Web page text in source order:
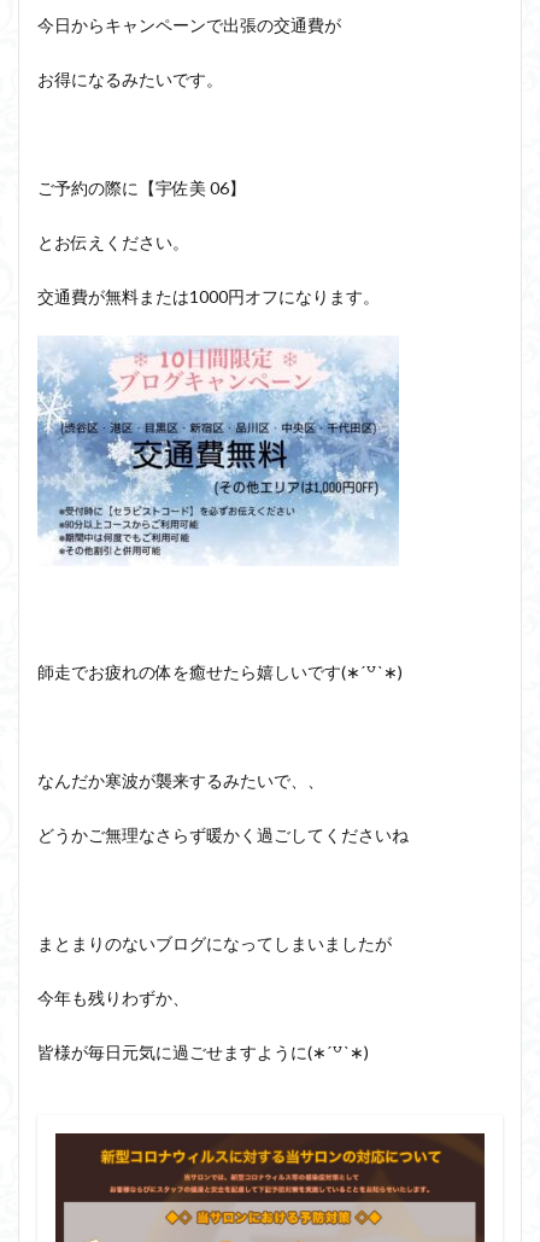
今日からキャンペーンで出張の交通費が
お得になるみたいです。
ご予約の際に【宇佐美 06】
とお伝えください。
交通費が無料または1000円オフになります。
師走でお疲れの体を癒せたら嬉しいです(∗ˊ꒵ˋ∗)
なんだか寒波が襲来するみたいで、、
どうかご無理なさらず暖かく過ごしてくださいね
まとまりのないブログになってしまいましたが
今年も残りわずか、
皆様が毎日元気に過ごせますように(∗ˊ꒵ˋ∗)